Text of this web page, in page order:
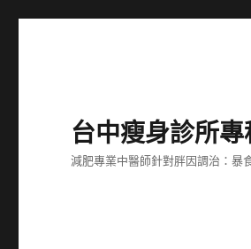
台中瘦身診所專
減肥專業中醫師針對胖因調治：暴